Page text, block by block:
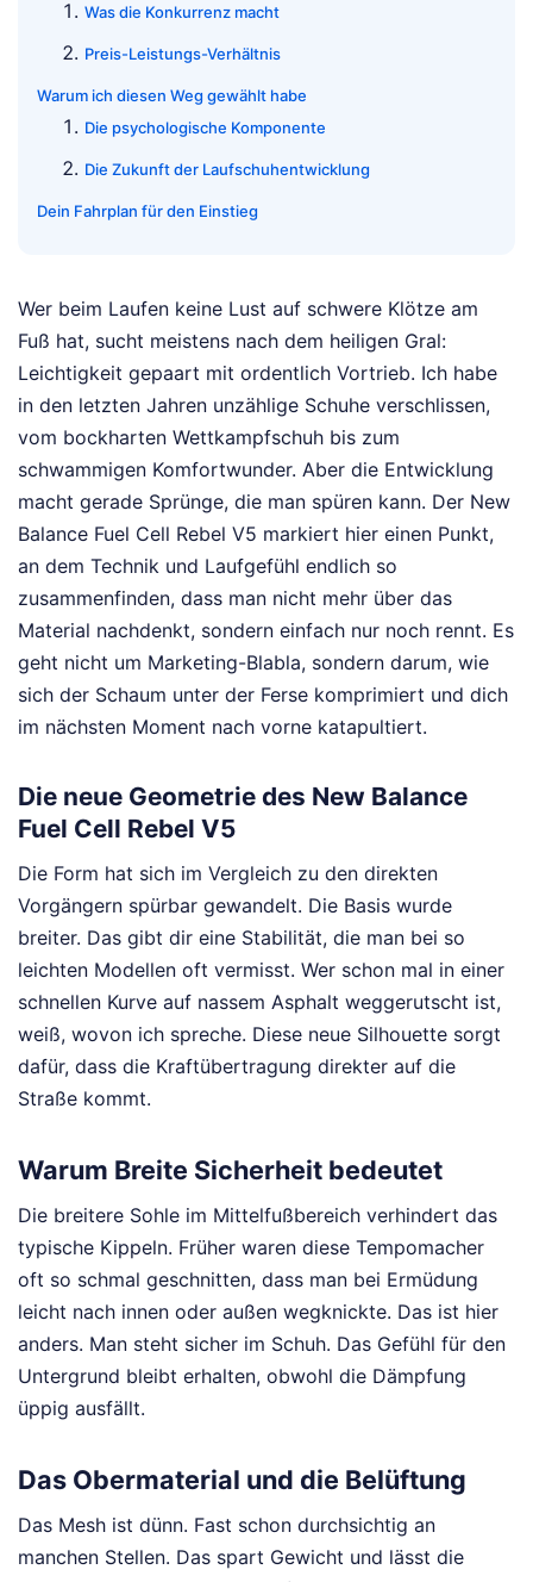
Was die Konkurrenz macht
Preis-Leistungs-Verhältnis
Warum ich diesen Weg gewählt habe
Die psychologische Komponente
Die Zukunft der Laufschuhentwicklung
Dein Fahrplan für den Einstieg
Wer beim Laufen keine Lust auf schwere Klötze am
Fuß hat, sucht meistens nach dem heiligen Gral:
Leichtigkeit gepaart mit ordentlich Vortrieb. Ich habe
in den letzten Jahren unzählige Schuhe verschlissen,
vom bockharten Wettkampfschuh bis zum
schwammigen Komfortwunder. Aber die Entwicklung
macht gerade Sprünge, die man spüren kann. Der New
Balance Fuel Cell Rebel V5 markiert hier einen Punkt,
an dem Technik und Laufgefühl endlich so
zusammenfinden, dass man nicht mehr über das
Material nachdenkt, sondern einfach nur noch rennt. Es
geht nicht um Marketing-Blabla, sondern darum, wie
sich der Schaum unter der Ferse komprimiert und dich
im nächsten Moment nach vorne katapultiert.
Die neue Geometrie des New Balance
Fuel Cell Rebel V5
Die Form hat sich im Vergleich zu den direkten
Vorgängern spürbar gewandelt. Die Basis wurde
breiter. Das gibt dir eine Stabilität, die man bei so
leichten Modellen oft vermisst. Wer schon mal in einer
schnellen Kurve auf nassem Asphalt weggerutscht ist,
weiß, wovon ich spreche. Diese neue Silhouette sorgt
dafür, dass die Kraftübertragung direkter auf die
Straße kommt.
Warum Breite Sicherheit bedeutet
Die breitere Sohle im Mittelfußbereich verhindert das
typische Kippeln. Früher waren diese Tempomacher
oft so schmal geschnitten, dass man bei Ermüdung
leicht nach innen oder außen wegknickte. Das ist hier
anders. Man steht sicher im Schuh. Das Gefühl für den
Untergrund bleibt erhalten, obwohl die Dämpfung
üppig ausfällt.
Das Obermaterial und die Belüftung
Das Mesh ist dünn. Fast schon durchsichtig an
manchen Stellen. Das spart Gewicht und lässt die